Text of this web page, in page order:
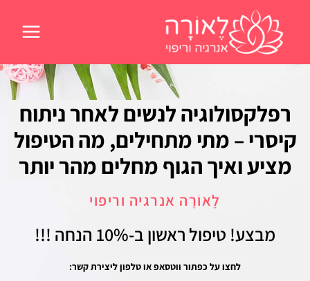
רפלקסולוגיה לנשים לאחר ניתוח
קיסרי – מתי מתחילים, מה הטיפול
מציע ואיך הגוף מחלים מהר יותר
לֶאוֹרָה אנרגיה וריפוי
מבצע! טיפול ראשון ב-10% הנחה !!!
לחצו על כפתור ווטסאפ או טלפון ליצירת קשר: